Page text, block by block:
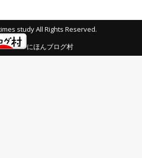
study All Rights Reserved.
にほんブログ村